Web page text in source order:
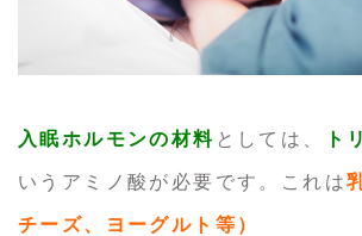
入眠ホルモンの材料 としては、 ト
いうアミノ酸が必要です。これは
チーズ、ヨーグルト等）